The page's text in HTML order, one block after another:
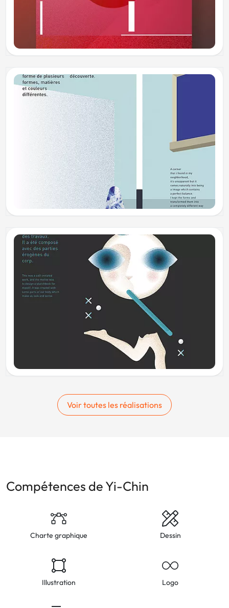
Voir toutes les réalisations
Compétences de Yi-Chin
Charte graphique Dessin
Illustration Logo